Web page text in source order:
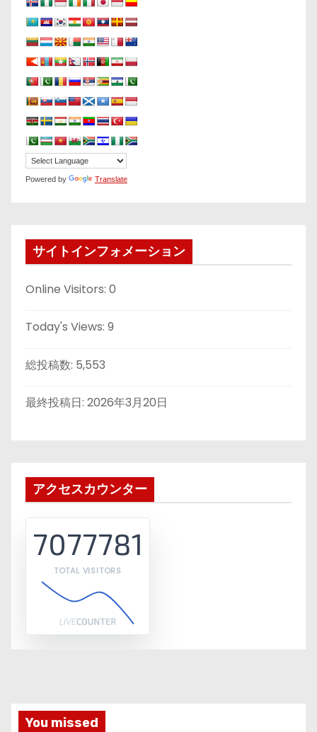
Powered by Translate
サイトインフォメーション
Online Visitors: 0
Today's Views: 9
総投稿数: 5,553
最終投稿日: 2026年3月20日
アクセスカウンター
7077781
TOTAL VISITORS
You missed